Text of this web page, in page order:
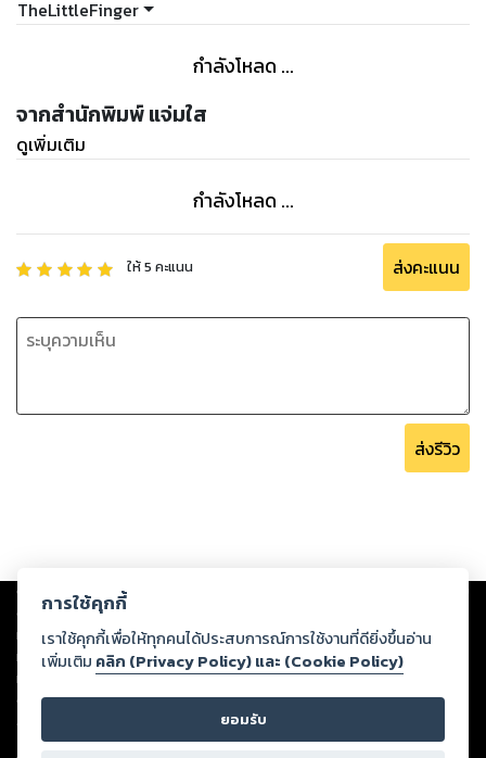
TheLittleFinger
กำลังโหลด ...
จากสำนักพิมพ์ แจ่มใส
ดูเพิ่มเติม
กำลังโหลด ...
ให้5 คะแนน ส่งคะแนน
ส่งรีวิว
Copyright © 2026
ต่อผลงานหรือเนื้อหาใดที่อัปโหลดผ่านเว็บไซต์และปรากฏว่าละเมิดสิทธิใน
ทรัพย์สินทางปัญญาของบุคคลอื่นหรือขัดต่อกฎหมายและศีลธรรม ดังนั้น ผู้อ่าน
ทุกท่านโปรดใช้วิจารณญาณในการกลั่นกรองด้วยตนเอง และหากท่านพบว่าส่วน
หนึ่งส่วนใดขัดต่อกฎหมายและศีลธรรม กรุณาแจ้งมายังบริษัท เพื่อทีมงานจะได้
ดำเนินการในทันที ทั้งนี้ ทางสตอรี่ล็อกขอสงวนลิขสิทธิ์ตามพระราชบัญญัติ
ลิขสิทธิ์ พ.ศ. 2537 (ฉบับล่าสุด)
การใช้คุกกี้
เราใช้คุกกี้เพื่อให้ทุกคนได้ประสบการณ์การใช้งานที่ดียิ่งขึ้นอ่าน
เพิ่มเติม คลิก (Privacy Policy) และ (Cookie Policy)
ยอมรับ